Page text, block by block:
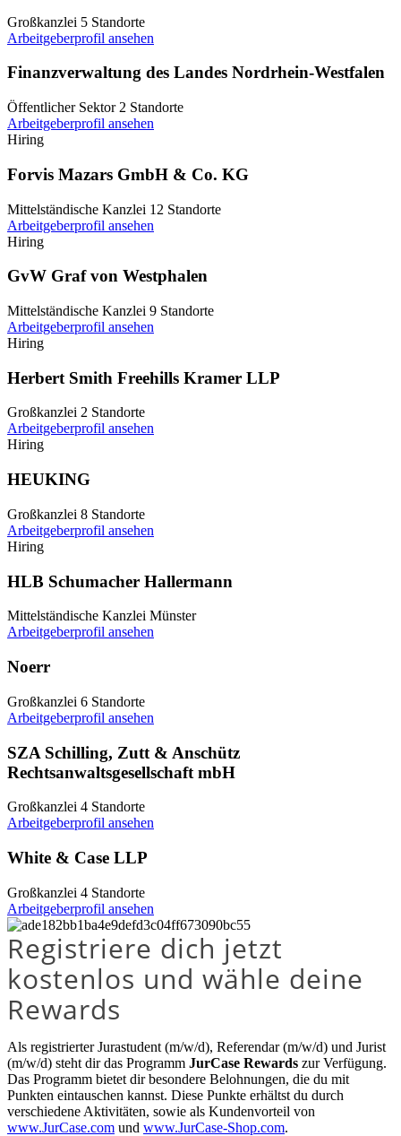
Großkanzlei 5 Standorte
Arbeitgeberprofil ansehen
Finanzverwaltung des Landes Nordrhein-Westfalen
Öffentlicher Sektor 2 Standorte
Arbeitgeberprofil ansehen
Hiring
Forvis Mazars GmbH & Co. KG
Mittelständische Kanzlei 12 Standorte
Arbeitgeberprofil ansehen
Hiring
GvW Graf von Westphalen
Mittelständische Kanzlei 9 Standorte
Arbeitgeberprofil ansehen
Hiring
Herbert Smith Freehills Kramer LLP
Großkanzlei 2 Standorte
Arbeitgeberprofil ansehen
Hiring
HEUKING
Großkanzlei 8 Standorte
Arbeitgeberprofil ansehen
Hiring
HLB Schumacher Hallermann
Mittelständische Kanzlei Münster
Arbeitgeberprofil ansehen
Noerr
Großkanzlei 6 Standorte
Arbeitgeberprofil ansehen
SZA Schilling, Zutt & Anschütz
Rechtsanwaltsgesellschaft mbH
Großkanzlei 4 Standorte
Arbeitgeberprofil ansehen
White & Case LLP
Großkanzlei 4 Standorte
Arbeitgeberprofil ansehen
Registriere dich jetzt
kostenlos und wähle deine
Rewards
Als registrierter Jurastudent (m/w/d), Referendar (m/w/d) und Jurist
(m/w/d) steht dir das Programm JurCase Rewards zur Verfügung.
Das Programm bietet dir besondere Belohnungen, die du mit
Punkten eintauschen kannst. Diese Punkte erhältst du durch
verschiedene Aktivitäten, sowie als Kundenvorteil von
www.JurCase.com und www.JurCase-Shop.com.